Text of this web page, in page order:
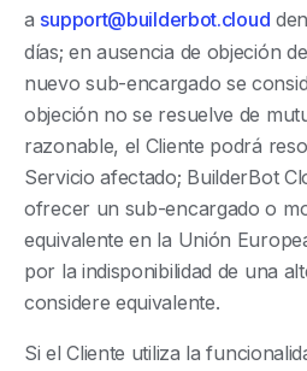
a support@builderbot.cloud
días; en ausencia de objeción
nuevo sub-encargado se
objeción no se resuelve de
razonable, el Cliente podrá
Servicio afectado; BuilderBot
ofrecer un sub-encargado o
equivalente en la Unión
por la indisponibilidad de una
considere equivalente.
Si el Cliente utiliza la